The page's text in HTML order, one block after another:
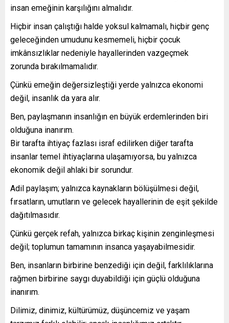
insan emeğinin karşılığını almalıdır.
Hiçbir insan çalıştığı halde yoksul kalmamalı, hiçbir genç
geleceğinden umudunu kesmemeli, hiçbir çocuk
imkânsızlıklar nedeniyle hayallerinden vazgeçmek
zorunda bırakılmamalıdır.
Çünkü emeğin değersizleştiği yerde yalnızca ekonomi
değil, insanlık da yara alır.
Ben, paylaşmanın insanlığın en büyük erdemlerinden biri
olduğuna inanırım.
Bir tarafta ihtiyaç fazlası israf edilirken diğer tarafta
insanlar temel ihtiyaçlarına ulaşamıyorsa, bu yalnızca
ekonomik değil ahlaki bir sorundur.
Adil paylaşım; yalnızca kaynakların bölüşülmesi değil,
fırsatların, umutların ve gelecek hayallerinin de eşit şekilde
dağıtılmasıdır.
Çünkü gerçek refah, yalnızca birkaç kişinin zenginleşmesi
değil; toplumun tamamının insanca yaşayabilmesidir.
Ben, insanların birbirine benzediği için değil, farklılıklarına
rağmen birbirine saygı duyabildiği için güçlü olduğuna
inanırım.
Dilimiz, dinimiz, kültürümüz, düşüncemiz ve yaşam